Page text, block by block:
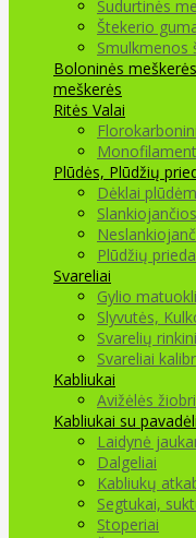
Sudurtinės
Štekerio
Smulkmenos
Boloninės meškerės
meškerės
Ritės Valai
Plūdės, Plūdžių
Dėklai
Plūdžių
Svareliai
Gylio
Slyvutės,
Svarelių
Svareliai
Kabliukai
Avižėlės
Kabliukai su
Laidynė
Dalgeliai
Kabliukų
Segtukai,
Stoperiai